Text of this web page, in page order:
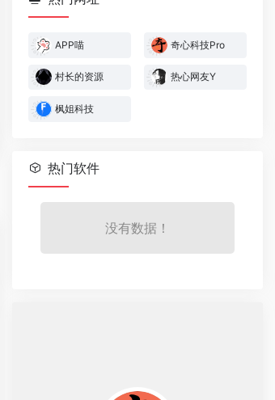
APP喵 奇心科技Pro
村长的资源 热心网友Y
枫姐科技
热门软件
没有数据！